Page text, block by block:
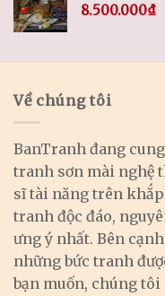
8.500.000₫
Về chúng tôi
BanTranh đang
tranh sơn mài nghệ
sĩ tài năng trên
tranh độc đáo,
ưng ý nhất. Bên
những bức tranh
bạn muốn, chúng